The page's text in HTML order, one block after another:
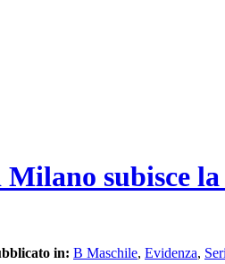
subisce
in: B Maschile, Evidenza,